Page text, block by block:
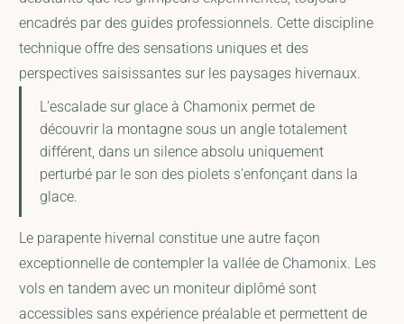
encadrés par des guides professionnels. Cette discipline
technique offre des sensations uniques et des
perspectives saisissantes sur les paysages hivernaux.
L'escalade sur glace à Chamonix permet de
découvrir la montagne sous un angle totalement
différent, dans un silence absolu uniquement
perturbé par le son des piolets s'enfonçant dans la
glace.
Le parapente hivernal constitue une autre façon
exceptionnelle de contempler la vallée de Chamonix. Les
vols en tandem avec un moniteur diplômé sont
accessibles sans expérience préalable et permettent de